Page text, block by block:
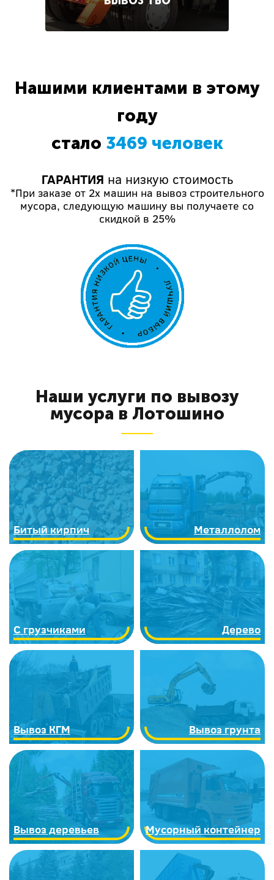
Нашими клиентами в этому
году
стало 3469 человек
ГАРАНТИЯ на низкую стоимость
*При заказе от 2х машин на вывоз строительного
мусора, следующую машину вы получаете со
скидкой в 25%
Наши услуги по вывозу
мусора в Лотошино
Битый кирпич Металлолом
С грузчиками Дерево
Вывоз КГМ Вывоз грунта
Вывоз деревьев Мусорный контейнер